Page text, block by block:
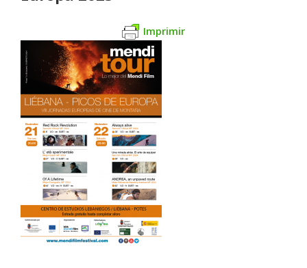
Imprimir